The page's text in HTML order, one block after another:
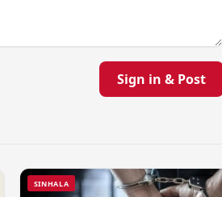
Sign in & Post
SINHALA